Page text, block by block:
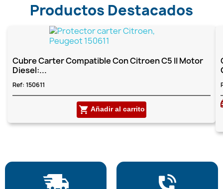
Productos Destacados
Cubre Carter Compatible Con Citroen C5 II Motor
Diesel:...
Ref: 150611
shopping_cart Añadir al carrito